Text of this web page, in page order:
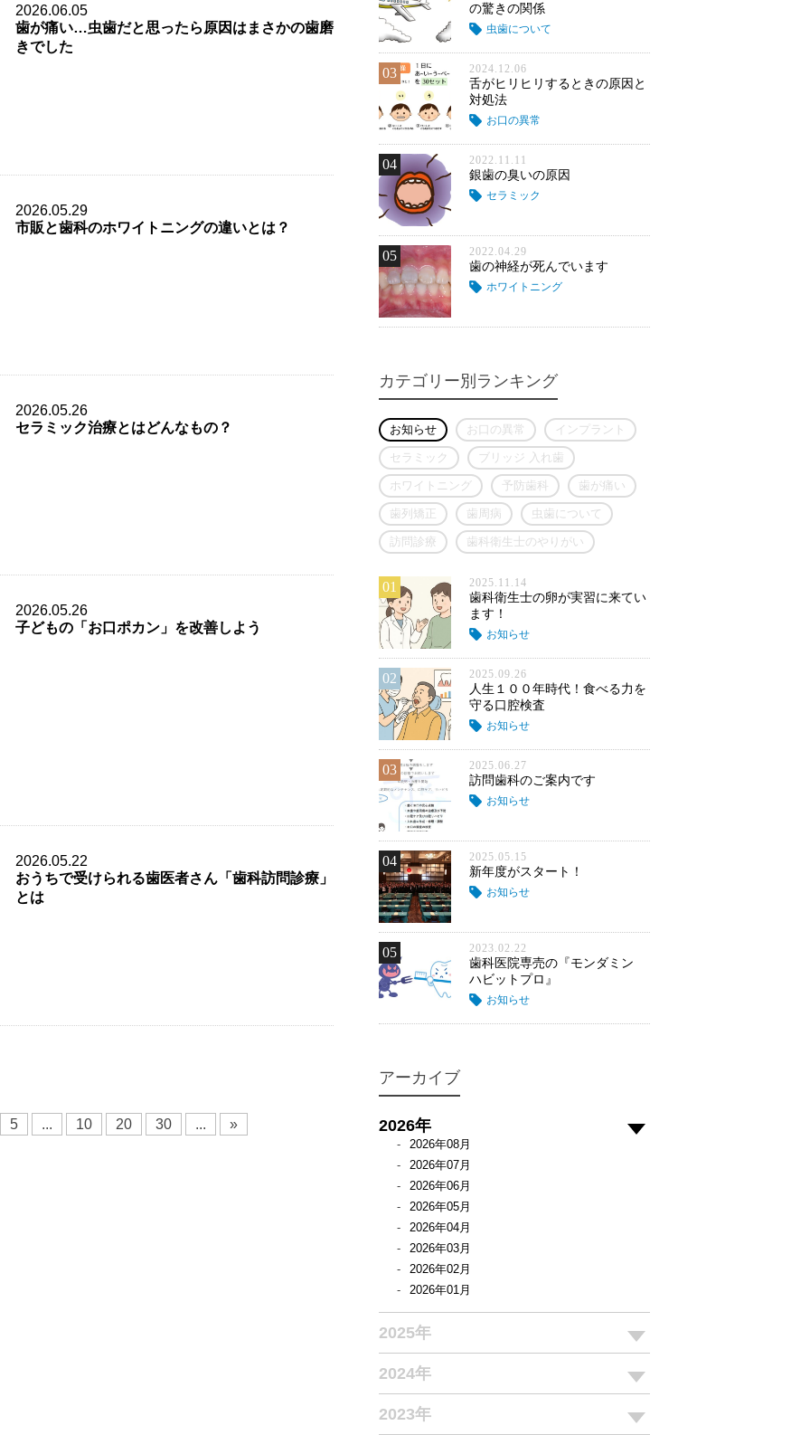
2026.06.05
歯が痛い…虫歯だと思ったら原因はまさかの歯磨
きでした
2026.05.29
市販と歯科のホワイトニングの違いとは？
2026.05.26
セラミック治療とはどんなもの？
2026.05.26
子どもの「お口ポカン」を改善しよう
2026.05.22
おうちで受けられる歯医者さん「歯科訪問診療」
とは
5 ... 10 20 30 ... »
の驚きの関係
虫歯について
03 2024.12.06
舌がヒリヒリするときの原因と
対処法
お口の異常
04 2022.11.11
銀歯の臭いの原因
セラミック
05 2022.04.29
歯の神経が死んでいます
ホワイトニング
カテゴリー別ランキング
お知らせ お口の異常 インプラント
セラミック ブリッジ 入れ歯
ホワイトニング 予防歯科 歯が痛い
歯列矯正 歯周病 虫歯について
訪問診療 歯科衛生士のやりがい
01 2025.11.14
歯科衛生士の卵が実習に来てい
ます！
お知らせ
02 2025.09.26
人生１００年時代！食べる力を
守る口腔検査
お知らせ
03 2025.06.27
訪問歯科のご案内です
お知らせ
04 2025.05.15
新年度がスタート！
お知らせ
05 2023.02.22
歯科医院専売の『モンダミン
ハビットプロ』
お知らせ
アーカイブ
2026年
2026年08月
2026年07月
2026年06月
2026年05月
2026年04月
2026年03月
2026年02月
2026年01月
2025年
2024年
2023年